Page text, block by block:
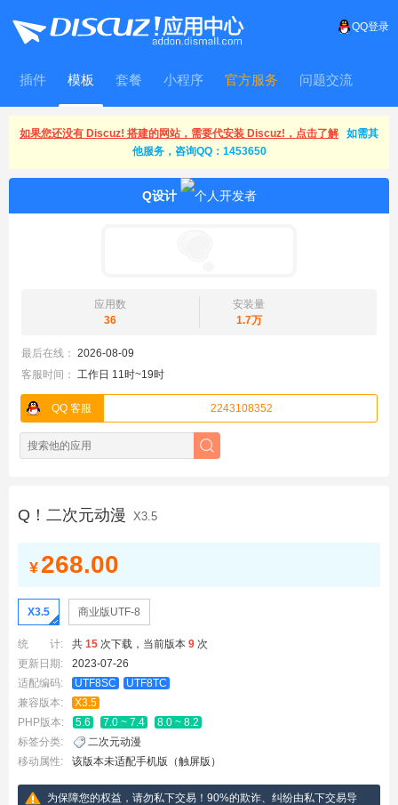
QQ登录
插件 模板 套餐 小程序 官方服务 问题交流
WitFrame
如果您还没有 Discuz! 搭建的网站，需要代安装 Discuz!，点击了解
如需其
他服务，咨询QQ：1453650
Q设计
应用数
36
安装量
1.7万
最后在线： 2026-08-09
客服时间： 工作日 11时~19时
QQ 客服 2243108352
Q！二次元动漫 X3.5
¥ 268.00
X3.5 商业版UTF-8
统 计: 共 15 次下载，当前版本 9 次
更新日期:
2023-07-26
适配编码:
UTF8SC
UTF8TC
兼容版本:
X3.5
PHP版本:
5.6 7.0 ~ 7.4
8.0 ~ 8.2
标签分类:
二次元动漫
移动属性:
该版本未适配手机版（触屏版）
为保障您的权益，请勿私下交易！90%的欺诈、纠纷由私下交易导